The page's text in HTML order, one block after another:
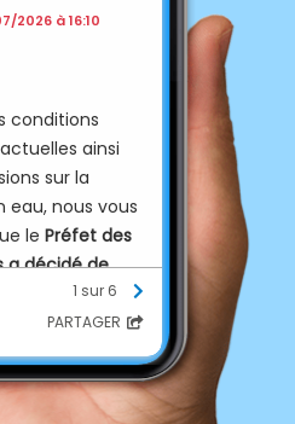
2026 à 16:10
conditions
ainsi
sur la
eau, nous vous
le Préfet des
a décidé de
limitations des
de
a été émisà
29 juillet
1 sur 6
PARTAGER